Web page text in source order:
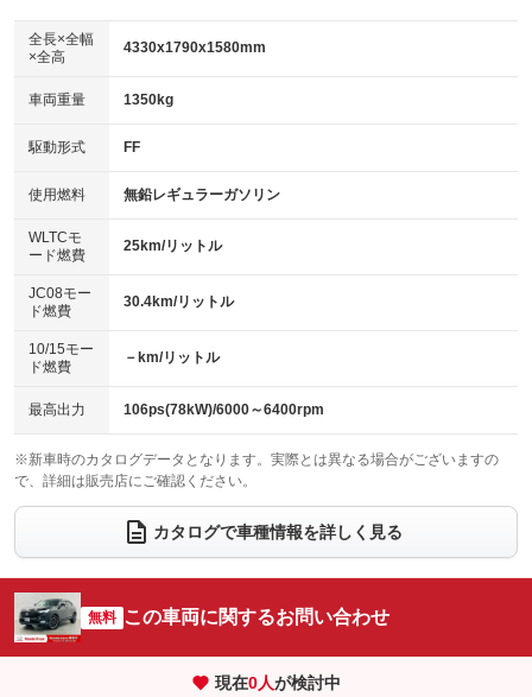
：装備あり
パワーウィンドウ
アイドリングストップ
：装備あり
USB入力端子
：装備あり
100V電源
：装備なし
センターデフロック
：装備なし
電動格納ミラー
：装備あり
：装備あり
革シート
キーレス
HID(キセノンライト)
：装備なし
バックカメラ
：装備あり
エアロ
：装備なし
：装備なし
パワーシート
ベンチシート
：装備なし
チップアップシート
：装備あり ：装備なし
：装備なし ：装備なし
ウォークスルー
：装備なし
電動リアゲート フロントカメラ
：装備なし
：装備なし ：装備なし
サイドカメラ
：装備なし ルーフレール
：装備なし
：装備なし
：装備なし
全長×全幅
×全高
4330x1790x1580mm
車両重量 1350kg
駆動形式 FF
使用燃料 無鉛レギュラーガソリン
WLTCモ
ード燃費
25km/リットル
JC08モー
ド燃費
30.4km/リットル
10/15モー
ド燃費
－km/リットル
最高出力 106ps(78kW)/6000～6400rpm
※新車時のカタログデータとなります。実際とは異なる場合がございますの
で、詳細は販売店にご確認ください。
カタログで車種情報を詳しく見る
無料 この車両に関するお問い合わせ
現在0人が検討中